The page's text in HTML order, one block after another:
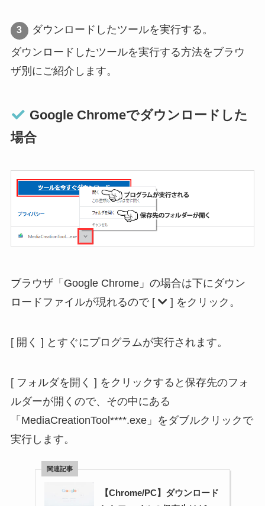
ダウンロードしたツールを実行する。
ダウンロードしたツールを実行する方法をブラウ
ザ別にご紹介します。
Google Chromeでダウンロードした
場合
ブラウザ「Google Chrome」の場合は下にダウン
ロードファイルが現れるので [
] をクリック。
[ 開く ] とすぐにプログラムが実行されます。
[ フォルダを開く ] をクリックすると保存先のフォ
ルダーが開くので、その中にある
「MediaCreationTool****.exe」をダブルクリックで
実行します。
【Chrome/PC】ダウンロード